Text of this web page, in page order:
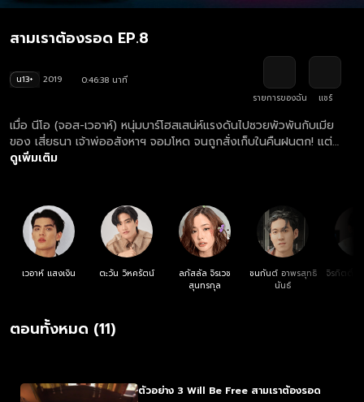
สามเราต้องรอด EP.8
น13+ 2019
0:46:38 นาที
รายการของฉัน
แชร์
เมื่อ นีโอ (จอส-เวอาห์) หนุ่มบาร์โฮสเสน่ห์แรงดันไปซวยพัวพันกับเมีย
ของ เสี่ยธนา เจ้าพ่ออสังหาฯ จอมโหด จนถูกสั่งเก็บในคืนฝนตก! แต่
เรื่องราวกลับบานปลายจนเกิดเหตุการณ์นองเลือด ทำให้เขาต้องร่วมชะตา
เดินทางหลบหนีสุดบ้าระห่ำของสามคนที่ต่างขั้วจึงเริ่มต้นขึ้น ท่ามกลาง
การไล่ล่าอย่างไม่คิดชีวิตจากเหล่ามือปืน ความแค้นของหญิงข้ามเพศที่
สูญเสียคนรัก และอดีตอันเจ็บปวดที่ตามมาคิดบัญชี บททดสอบครั้งใหญ่
จึงไม่ได้มีแค่การเอาชีวิตรอด แต่คือหัวใจและ "ความรักแหกกฎ" ที่จะ
เปลี่ยนชีวิตของพวกเขาทั้งสามคนไปตลอดกาล
ดูเพิ่มเติม
เวอาห์ แสงเงิน ตะวัน วิหครัตน์
ลภัสลัล จิรเวช
สุนทรกุล
ชนกันต์ อาพรสุทธิ
นันธ์
จิรกิตติ์ คู
ตอนทั้งหมด (11)
ตัวอย่าง 3 Will Be Free สามเราต้องรอด